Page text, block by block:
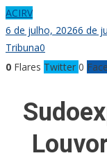
ACIRV
6 de julho, 20266 de
Tribuna0
0 Flares Twitter 0